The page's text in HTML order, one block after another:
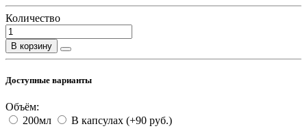
Количество
В корзину
Доступные варианты
Объём:
200мл
В капсулах (+90 руб.)